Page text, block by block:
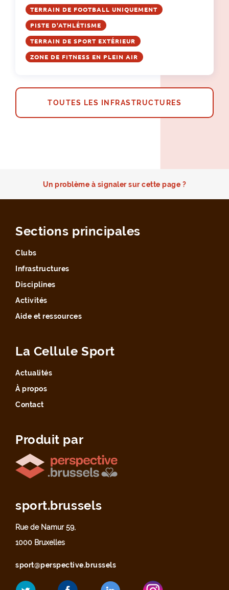
TERRAIN DE FOOTBALL UNIQUEMENT
PISTE D'ATHLÉTISME
TERRAIN DE SPORT EXTÉRIEUR
ZONE DE FITNESS EN PLEIN AIR
TOUTES LES INFRASTRUCTURES
Un problème à signaler sur cette page ?
Sections principales
Clubs
Infrastructures
Disciplines
Activités
Aide et ressources
La Cellule Sport
Actualités
À propos
Contact
Produit par
sport.brussels
Rue de Namur 59,
1000 Bruxelles
sport@perspective.brussels